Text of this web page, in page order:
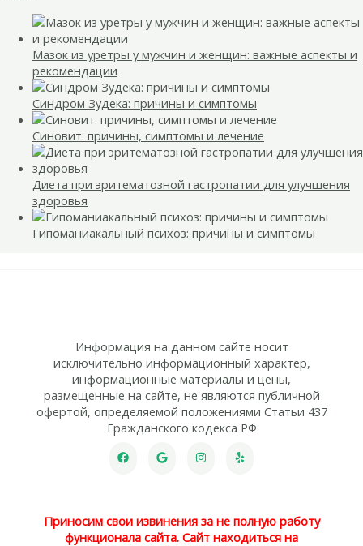
Мазок из уретры у мужчин и женщин: важные аспекты и
рекомендации
Синдром Зудека: причины и симптомы
Синовит: причины, симптомы и лечение
Диета при эритематозной гастропатии для улучшения
здоровья
Гипоманиакальный психоз: причины и симптомы
Информация на данном сайте носит
исключительно информационный характер,
информационные материалы и цены,
размещенные на сайте, не являются публичной
офертой, определяемой положениями Статьи 437
Гражданского кодекса РФ
Приносим свои извинения за не полную работу
функционала сайта. Сайт находиться на